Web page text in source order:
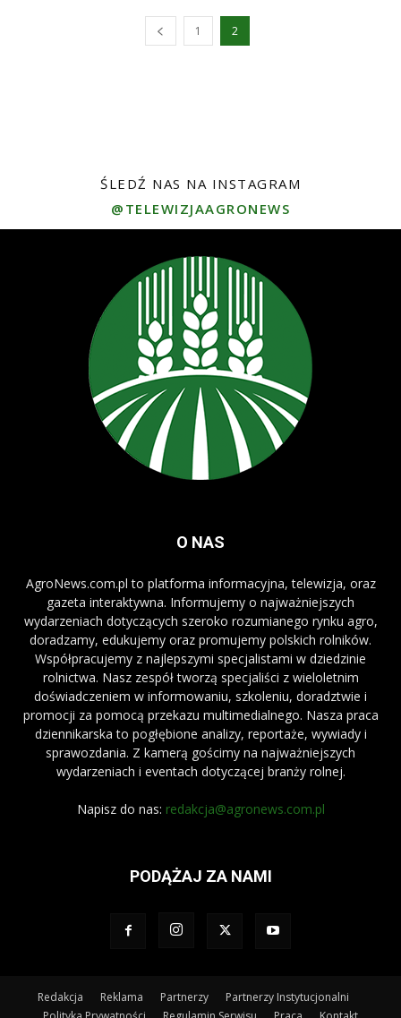
1 2
ŚLEDŹ NAS NA INSTAGRAM
@TELEWIZJAAGRONEWS
O NAS
AgroNews.com.pl to platforma informacyjna, telewizja, oraz
gazeta interaktywna. Informujemy o najważniejszych
wydarzeniach dotyczących szeroko rozumianego rynku agro,
doradzamy, edukujemy oraz promujemy polskich rolników.
Współpracujemy z najlepszymi specjalistami w dziedzinie
rolnictwa. Nasz zespół tworzą specjaliści z wieloletnim
doświadczeniem w informowaniu, szkoleniu, doradztwie i
promocji za pomocą przekazu multimedialnego. Nasza praca
dziennikarska to pogłębione analizy, reportaże, wywiady i
sprawozdania. Z kamerą gościmy na najważniejszych
wydarzeniach i eventach dotyczącej branży rolnej.
Napisz do nas: redakcja@agronews.com.pl
PODĄŻAJ ZA NAMI
Redakcja Reklama Partnerzy
Partnerzy Instytucjonalni